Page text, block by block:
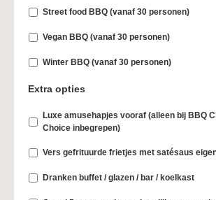
Street food BBQ (vanaf 30 personen)
Vegan BBQ (vanaf 30 personen)
Winter BBQ (vanaf 30 personen)
Extra opties
Luxe amusehapjes vooraf (alleen bij BBQ
Choice inbegrepen)
Vers gefrituurde frietjes met satésaus
Dranken buffet / glazen / bar / koelkast